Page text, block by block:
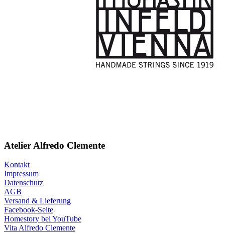
Atelier Alfredo Clemente
Kontakt
Impressum
Datenschutz
AGB
Versand & Lieferung
Facebook-Seite
Homestory bei YouTube
Vita Alfredo Clemente